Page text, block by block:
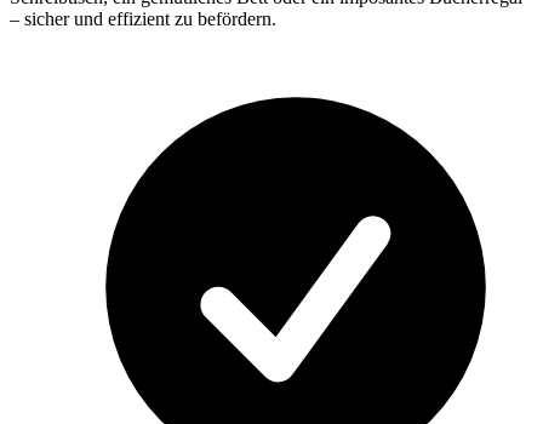
– sicher und effizient zu befördern.